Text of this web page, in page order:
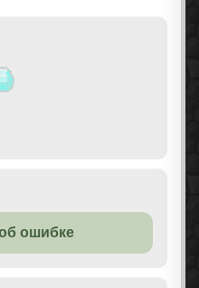
ошибке